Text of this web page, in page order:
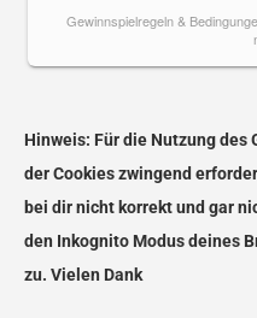
Hinweis: Für die Nutzung
der Cookies zwingend
bei dir nicht korrekt und gar
den Inkognito Modus deines
zu. Vielen Dank